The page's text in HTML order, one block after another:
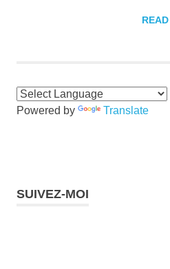
Powered by Translate
SUIVEZ-MOI